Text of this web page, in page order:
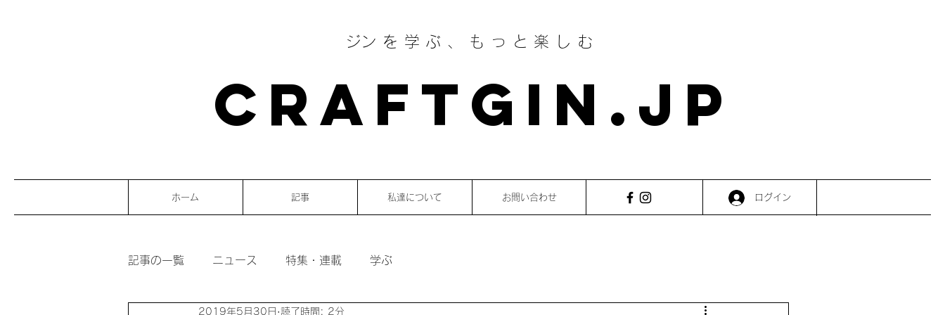
​ジンを学ぶ、もっと楽しむ
CRAFTGIN.JP
ログイン
ホーム 記事 私達について お問い合わせ
記事の一覧 ニュース 特集・連載 学ぶ
2019年5月30日 読了時間: 2分